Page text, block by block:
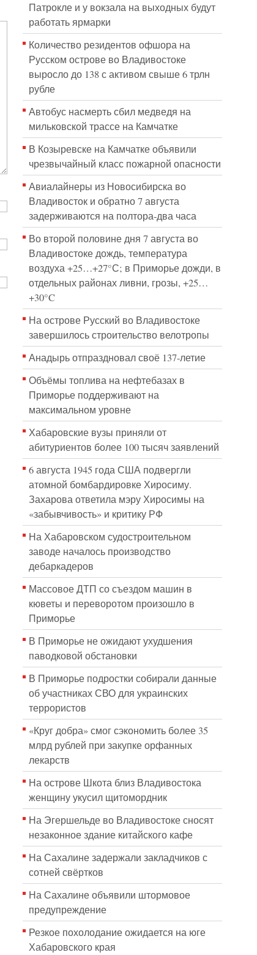
Патрокле и у вокзала на выходных будут
работать ярмарки
Количество резидентов офшора на
Русском острове во Владивостоке
выросло до 138 с активом свыше 6 трлн
рубле
Автобус насмерть сбил медведя на
мильковской трассе на Камчатке
В Козыревске на Камчатке объявили
чрезвычайный класс пожарной опасности
Авиалайнеры из Новосибирска во
Владивосток и обратно 7 августа
задерживаются на полтора-два часа
Во второй половине дня 7 августа во
Владивостоке дождь, температура
воздуха +25…+27°С; в Приморье дожди, в
отдельных районах ливни, грозы, +25…
+30°C
На острове Русский во Владивостоке
завершилось строительство велотропы
Анадырь отпраздновал своё 137-летие
Объёмы топлива на нефтебазах в
Приморье поддерживают на
максимальном уровне
Хабаровские вузы приняли от
абитуриентов более 100 тысяч заявлений
6 августа 1945 года США подвергли
атомной бомбардировке Хиросиму.
Захарова ответила мэру Хиросимы на
«забывчивость» и критику РФ
На Хабаровском судостроительном
заводе началось производство
дебаркадеров
Массовое ДТП со съездом машин в
кюветы и переворотом произошло в
Приморье
В Приморье не ожидают ухудшения
паводковой обстановки
В Приморье подростки собирали данные
об участниках СВО для украинских
террористов
«Круг добра» смог сэкономить более 35
млрд рублей при закупке орфанных
лекарств
На острове Шкота близ Владивостока
женщину укусил щитомордник
На Эгершельде во Владивостоке сносят
незаконное здание китайского кафе
На Сахалине задержали закладчиков с
сотней свёртков
На Сахалине объявили штормовое
предупреждение
Резкое похолодание ожидается на юге
Хабаровского края